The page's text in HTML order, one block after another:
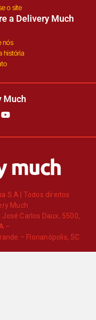
o site
a Delivery Much
nós
história
Much
S.A | Todos direitos
Much
Carlos Daux, 5500,
–
– Florianópolis, SC